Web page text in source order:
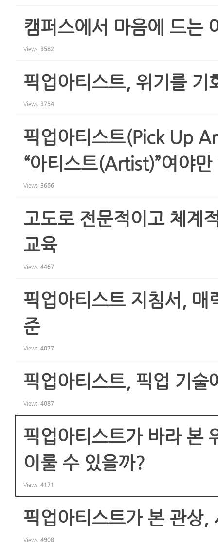
캠퍼스에서 마음에 드는
Views 3582
픽업아티스트, 위기를 기
Views 3754
픽업아티스트(Pick Up
“아티스트(Artist)”여야만
Views 3666
고도로 전문적이고 체계
교육
Views 4467
픽업아티스트 지침서, 매
준
Views 4077
픽업아티스트, 픽업 기술
Views 4087
픽업아티스트가 바라 본
이룰 수 있을까?
Views 4171
픽업아티스트가 본 관상,
Views 4908